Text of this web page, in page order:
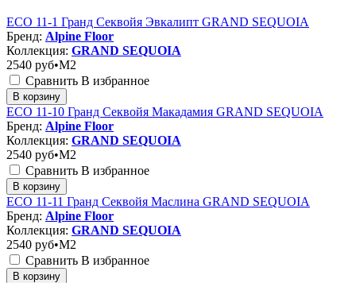
ЕСО 11-1 Гранд Секвойя Эвкалипт GRAND SEQUOIA
Бренд: Alpine Floor
Коллекция: GRAND SEQUOIA
2540 руб•M2
Сравнить В избранное
В корзину
ЕСО 11-10 Гранд Секвойя Макадамия GRAND SEQUOIA
Бренд: Alpine Floor
Коллекция: GRAND SEQUOIA
2540 руб•M2
Сравнить В избранное
В корзину
ЕСО 11-11 Гранд Секвойя Маслина GRAND SEQUOIA
Бренд: Alpine Floor
Коллекция: GRAND SEQUOIA
2540 руб•M2
Сравнить В избранное
В корзину